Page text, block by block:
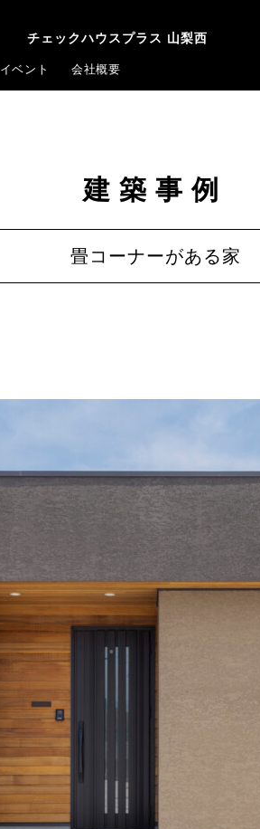
チェックハウスプラス 山梨西
イベント 会社概要
建築事例
畳コーナーがある家